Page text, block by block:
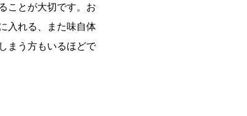
ことが大切です。お
入れる、また味自体
まう方もいるほどで